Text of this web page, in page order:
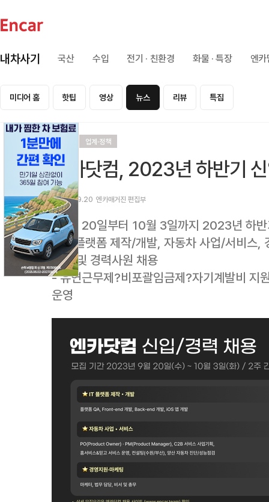
내차사기 국산 수입 전기 · 친환경 화물 · 특장 엔
미디어 홈 핫팁 영상 뉴스 리뷰 특집
업계·정책
엔카닷컴, 2023년 하반기
2023.09.20 엔카매거진 편집부
- 9월 20일부터 10월 3일까지 2023년 하반
- IT 플랫폼 제작/개발, 자동차 사업/서비스,
신입 및 경력사원 채용
- 유연근무제?비포괄임금제?자기계발비 지
운영